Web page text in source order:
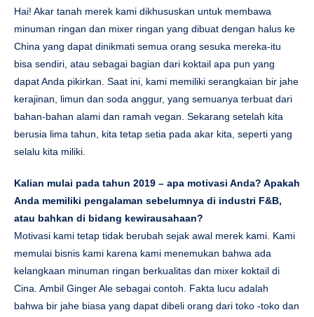
Hai! Akar tanah merek kami dikhususkan untuk membawa
minuman ringan dan mixer ringan yang dibuat dengan halus ke
China yang dapat dinikmati semua orang sesuka mereka-itu
bisa sendiri, atau sebagai bagian dari koktail apa pun yang
dapat Anda pikirkan. Saat ini, kami memiliki serangkaian bir jahe
kerajinan, limun dan soda anggur, yang semuanya terbuat dari
bahan-bahan alami dan ramah vegan. Sekarang setelah kita
berusia lima tahun, kita tetap setia pada akar kita, seperti yang
selalu kita miliki.
Kalian mulai pada tahun 2019 – apa motivasi Anda? Apakah
Anda memiliki pengalaman sebelumnya di industri F&B,
atau bahkan di bidang kewirausahaan?
Motivasi kami tetap tidak berubah sejak awal merek kami. Kami
memulai bisnis kami karena kami menemukan bahwa ada
kelangkaan minuman ringan berkualitas dan mixer koktail di
Cina. Ambil Ginger Ale sebagai contoh. Fakta lucu adalah
bahwa bir jahe biasa yang dapat dibeli orang dari toko -toko dan